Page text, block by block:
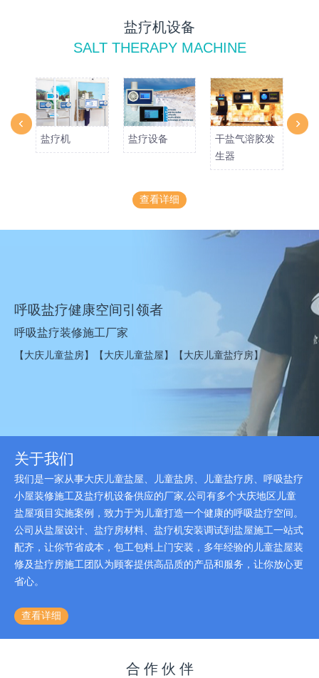
盐疗机设备
SALT THERAPY MACHINE
盐疗机 盐疗设备
干盐气溶胶发
生器
查看详细
呼吸盐疗健康空间引领者
呼吸盐疗装修施工厂家
【大庆儿童盐房】【大庆儿童盐屋】【大庆儿童盐疗房】
关于我们
我们是一家从事大庆儿童盐屋、儿童盐房、儿童盐疗房、呼吸盐疗
小屋装修施工及盐疗机设备供应的厂家,公司有多个大庆地区儿童
盐屋项目实施案例，致力于为儿童打造一个健康的呼吸盐疗空间。
公司从盐屋设计、盐疗房材料、盐疗机安装调试到盐屋施工一站式
配齐，让你节省成本，包工包料上门安装，多年经验的儿童盐屋装
修及盐疗房施工团队为顾客提供高品质的产品和服务，让你放心更
省心。
查看详细
合 作 伙 伴